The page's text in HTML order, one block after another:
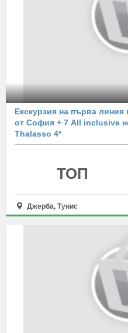
Екскурзия на първа
от София + 7 All inclusive
Thalassо 4*
ТОП
Джерба, Тунис